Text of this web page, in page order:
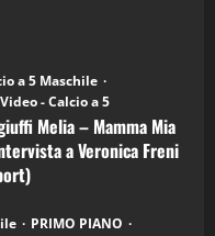
a 5 Maschile
Video - Calcio a 5
Melia – Mamma Mia
a Veronica Freni
PRIMO PIANO
Podcast: 28^ Puntata
2026)
Podcast: 27^ Puntata